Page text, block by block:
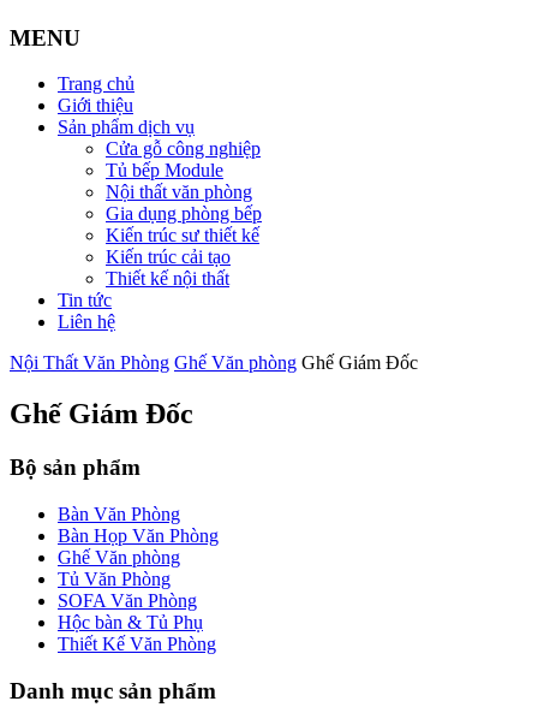
MENU
Trang chủ
Giới thiệu
Sản phẩm dịch vụ
Cửa gỗ công nghiệp
Tủ bếp Module
Nội thất văn phòng
Gia dụng phòng bếp
Kiến trúc sư thiết kế
Kiến trúc cải tạo
Thiết kế nội thất
Tin tức
Liên hệ
Nội Thất Văn Phòng Ghế Văn phòng Ghế Giám Đốc
Ghế Giám Đốc
Bộ sản phẩm
Bàn Văn Phòng
Bàn Họp Văn Phòng
Ghế Văn phòng
Tủ Văn Phòng
SOFA Văn Phòng
Hộc bàn & Tủ Phụ
Thiết Kế Văn Phòng
Danh mục sản phẩm